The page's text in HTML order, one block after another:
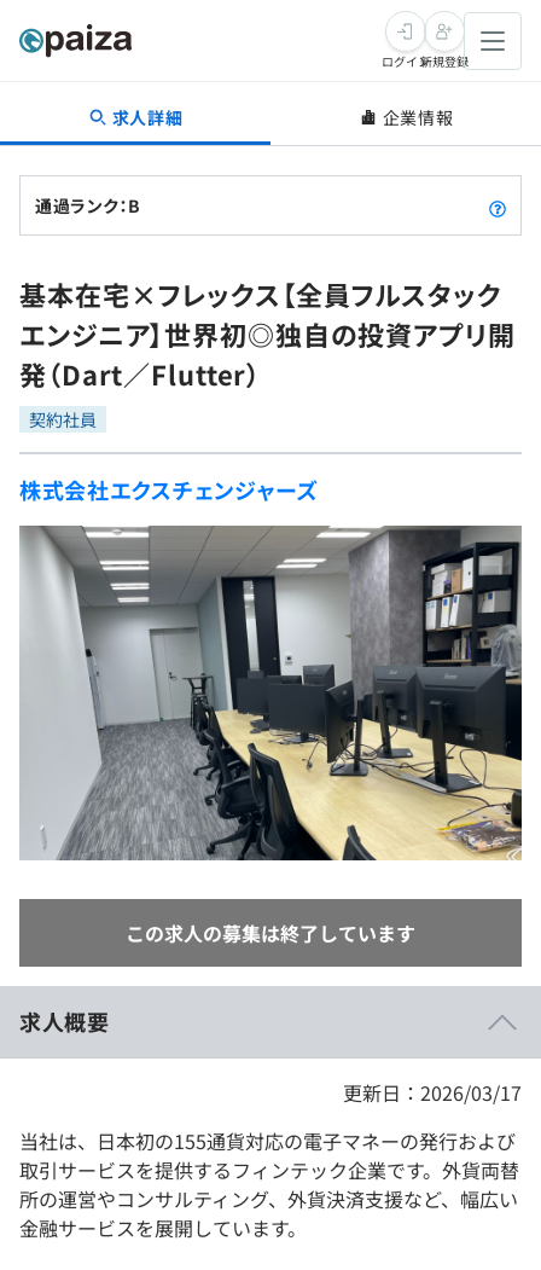
転職・キャリア
転職成功ガイド
転職エージェント
インタビュー
転職成功ガイド
新卒就活
求人検索
本選考
インターン
新卒エージェント
イベント・セミナー
インタビュー
就活成功ガイド
学習
問題集
4択課題
ナレッジ
リファレンス
個人向けプラン
法人向けプラン
学校向けプラン
プログラミング言語
評価結果一覧
再チャレンジ結果一覧
ゲーム・マンガ
Tech Team Journal
paiza times
paizaとは？
ログイン新規登録
求人詳細 企業情報
通過ランク：B
基本在宅×フレックス【全員フルスタック
エンジニア】世界初◎独自の投資アプリ開
発（Dart／Flutter）
契約社員
株式会社エクスチェンジャーズ
この求人の募集は終了しています
求人概要
更新日：2026/03/17
当社は、日本初の155通貨対応の電子マネーの発行および
取引サービスを提供するフィンテック企業です。外貨両替
所の運営やコンサルティング、外貨決済支援など、幅広い
金融サービスを展開しています。